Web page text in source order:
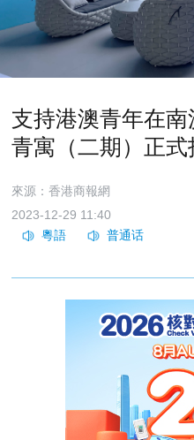
支持港澳青年在
青寓（二期）正式
來源：香港商報網
2023-12-29 11:40